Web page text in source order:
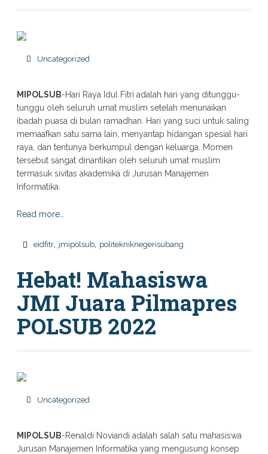
Uncategorized
MIPOLSUB-Hari Raya Idul Fitri adalah hari yang ditunggu-
tunggu oleh seluruh umat muslim setelah menunaikan
ibadah puasa di bulan ramadhan. Hari yang suci untuk saling
memaafkan satu sama lain, menyantap hidangan spesial hari
raya, dan tentunya berkumpul dengan keluarga. Momen
tersebut sangat dinantikan oleh seluruh umat muslim
termasuk sivitas akademika di Jurusan Manajemen
Informatika.
Read more…
eidfitr, jmipolsub, politekniknegerisubang
Hebat! Mahasiswa
JMI Juara Pilmapres
POLSUB 2022
Uncategorized
MIPOLSUB-Renaldi Noviandi adalah salah satu mahasiswa
Jurusan Manajemen Informatika yang mengusung konsep